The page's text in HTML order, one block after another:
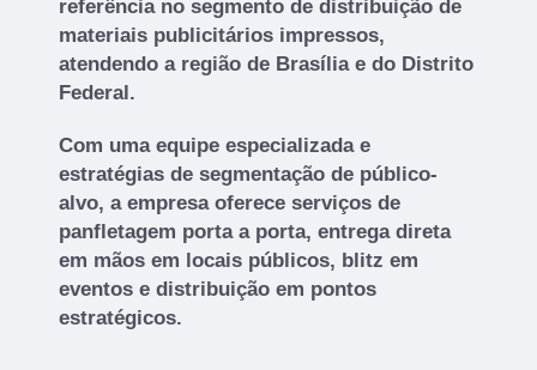
referência no segmento de distribuição de
materiais publicitários impressos,
atendendo a região de Brasília e do Distrito
Federal.
Com uma equipe especializada e
estratégias de segmentação de público-
alvo, a empresa oferece serviços de
panfletagem porta a porta, entrega direta
em mãos em locais públicos, blitz em
eventos e distribuição em pontos
estratégicos.